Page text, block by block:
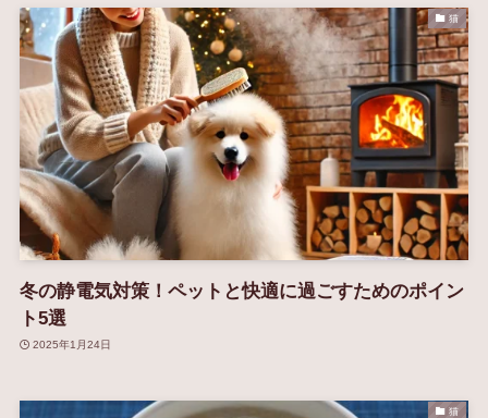
猫
冬の静電気対策！ペットと快適に過ごすためのポイン
ト5選
2025年1月24日
猫